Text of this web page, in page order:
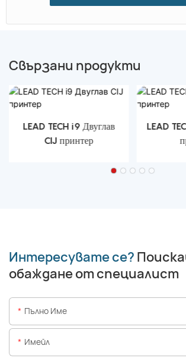
Свързани продукти
LEAD TECH i9 Двуглав
CIJ принтер
LEAD
Интересувате се?
обаждане от специалист
Пълно Име
Имейл